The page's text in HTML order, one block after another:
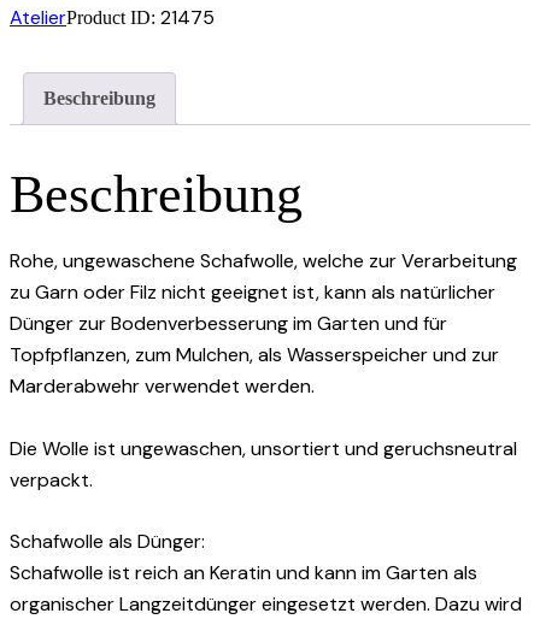
AtelierProduct ID: 21475
Beschreibung
Beschreibung
Rohe, ungewaschene Schafwolle, welche zur Verarbeitung
zu Garn oder Filz nicht geeignet ist, kann als natürlicher
Dünger zur Bodenverbesserung im Garten und für
Topfpflanzen, zum Mulchen, als Wasserspeicher und zur
Marderabwehr verwendet werden.
Die Wolle ist ungewaschen, unsortiert und geruchsneutral
verpackt.
Schafwolle als Dünger:
Schafwolle ist reich an Keratin und kann im Garten als
organischer Langzeitdünger eingesetzt werden. Dazu wird